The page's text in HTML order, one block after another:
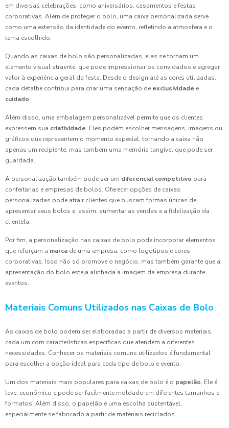
em diversas celebrações, como aniversários, casamentos e festas
corporativas. Além de proteger o bolo, uma caixa personalizada serve
como uma extensão da identidade do evento, refletindo a atmosfera e o
tema escolhido.
Quando as caixas de bolo são personalizadas, elas se tornam um
elemento visual atraente, que pode impressionar os convidados e agregar
valor à experiência geral da festa. Desde o design até as cores utilizadas,
cada detalhe contribui para criar uma sensação de exclusividade e
cuidado.
Além disso, uma embalagem personalizável permite que os clientes
expressem sua criatividade. Eles podem escolher mensagens, imagens ou
gráficos que representem o momento especial, tornando a caixa não
apenas um recipiente, mas também uma memória tangível que pode ser
guardada.
A personalização também pode ser um diferencial competitivo para
confeitarias e empresas de bolos. Oferecer opções de caixas
personalizadas pode atrair clientes que buscam formas únicas de
apresentar seus bolos e, assim, aumentar as vendas e a fidelização da
clientela.
Por fim, a personalização nas caixas de bolo pode incorporar elementos
que reforçam a marca de uma empresa, como logotipos e cores
corporativas. Isso não só promove o negócio, mas também garante que a
apresentação do bolo esteja alinhada à imagem da empresa durante
eventos.
Materiais Comuns Utilizados nas Caixas de Bolo
As caixas de bolo podem ser elaboradas a partir de diversos materiais,
cada um com características específicas que atendem a diferentes
necessidades. Conhecer os materiais comuns utilizados é fundamental
para escolher a opção ideal para cada tipo de bolo e evento.
Um dos materiais mais populares para caixas de bolo é o papelão. Ele é
leve, econômico e pode ser facilmente moldado em diferentes tamanhos e
formatos. Além disso, o papelão é uma escolha sustentável,
especialmente se fabricado a partir de materiais reciclados.